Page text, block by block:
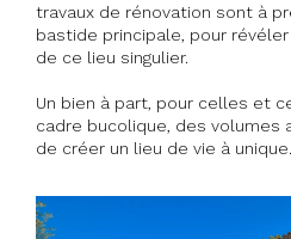
travaux de rénovation sont à
bastide principale, pour
de ce lieu singulier.
Un bien à part, pour celles et
cadre bucolique, des volumes
de créer un lieu de vie à unique.